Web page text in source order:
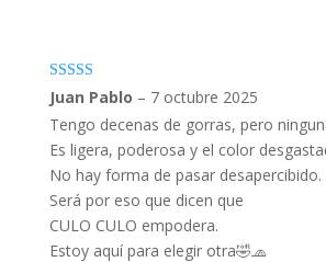
Valorado con
5de 5
Juan Pablo – 7 octubre 2025
Tengo decenas de gorras, pero
Es ligera, poderosa y el color
No hay forma de pasar desapercibido.
Será por eso que dicen que
CULO CULO empodera.
Estoy aquí para elegir otra🤣🧢